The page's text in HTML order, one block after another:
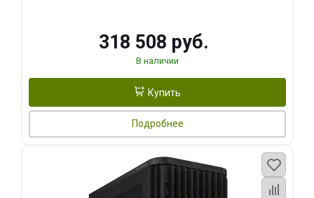
318 508 руб.
В наличии
Купить
Подробнее